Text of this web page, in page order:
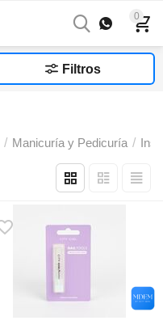
0
Filtros
/ Manicuría y Pedicuría /